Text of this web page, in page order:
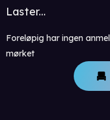
Laster...
Foreløpig har ingen
mørket